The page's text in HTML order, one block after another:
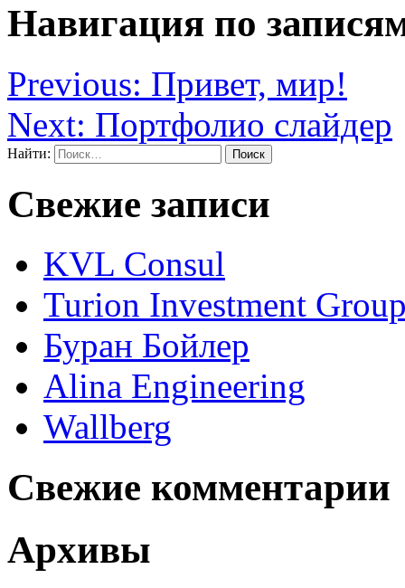
Навигация по
Previous: Привет, мир!
Next: Портфолио слайдер
Найти:
Свежие записи
KVL Consul
Turion Investment
Буран Бойлер
Alina Engineering
Wallberg
Свежие комментарии
Архивы